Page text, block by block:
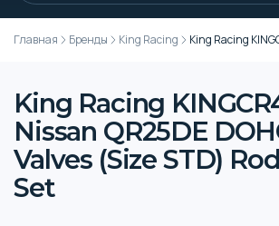
Главная Бренды King Racing King Racing
King Racing
Nissan QR25DE
Valves (Size STD)
Set